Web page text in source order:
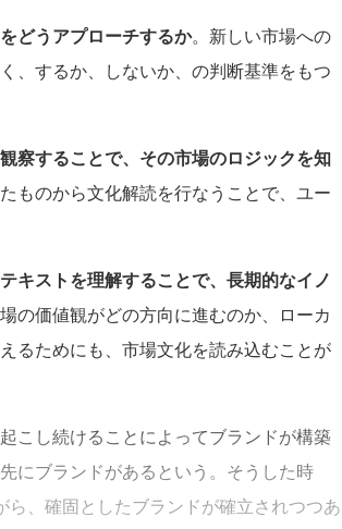
どうアプローチするか。新しい市場への
、するか、しないか、の判断基準をもつ
察することで、その市場のロジックを知
ものから文化解読を行なうことで、ユー
キストを理解することで、長期的なイノ
の価値観がどの方向に進むのか、ローカ
るためにも、市場文化を読み込むことが
こし続けることによってブランドが構築
にブランドがあるという。そうした時
、確固としたブランドが確立されつつあ